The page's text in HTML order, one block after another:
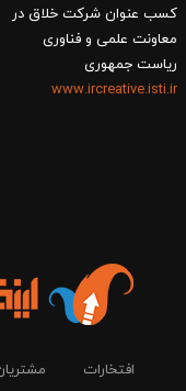
کسب عنوان شرکت خلاق در
معاونت علمی و فناوری
ریاست جمهوری
www.ircreative.isti.ir
افتخارات